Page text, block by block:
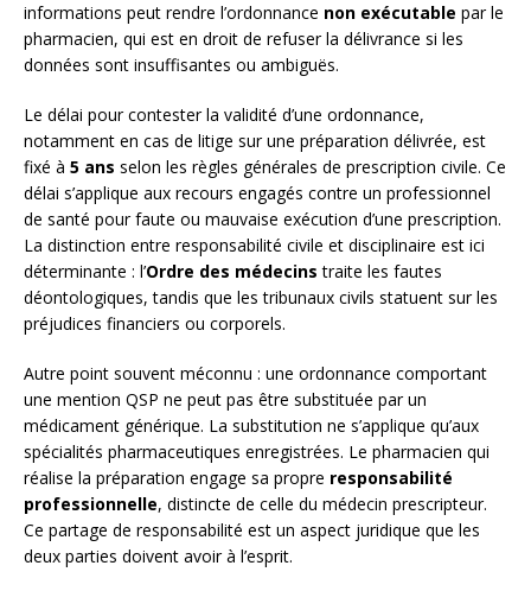
informations peut rendre l’ordonnance non exécutable par le
pharmacien, qui est en droit de refuser la délivrance si les
données sont insuffisantes ou ambiguës.
Le délai pour contester la validité d’une ordonnance,
notamment en cas de litige sur une préparation délivrée, est
fixé à 5 ans selon les règles générales de prescription civile. Ce
délai s’applique aux recours engagés contre un professionnel
de santé pour faute ou mauvaise exécution d’une prescription.
La distinction entre responsabilité civile et disciplinaire est ici
déterminante : l’Ordre des médecins traite les fautes
déontologiques, tandis que les tribunaux civils statuent sur les
préjudices financiers ou corporels.
Autre point souvent méconnu : une ordonnance comportant
une mention QSP ne peut pas être substituée par un
médicament générique. La substitution ne s’applique qu’aux
spécialités pharmaceutiques enregistrées. Le pharmacien qui
réalise la préparation engage sa propre responsabilité
professionnelle, distincte de celle du médecin prescripteur.
Ce partage de responsabilité est un aspect juridique que les
deux parties doivent avoir à l’esprit.